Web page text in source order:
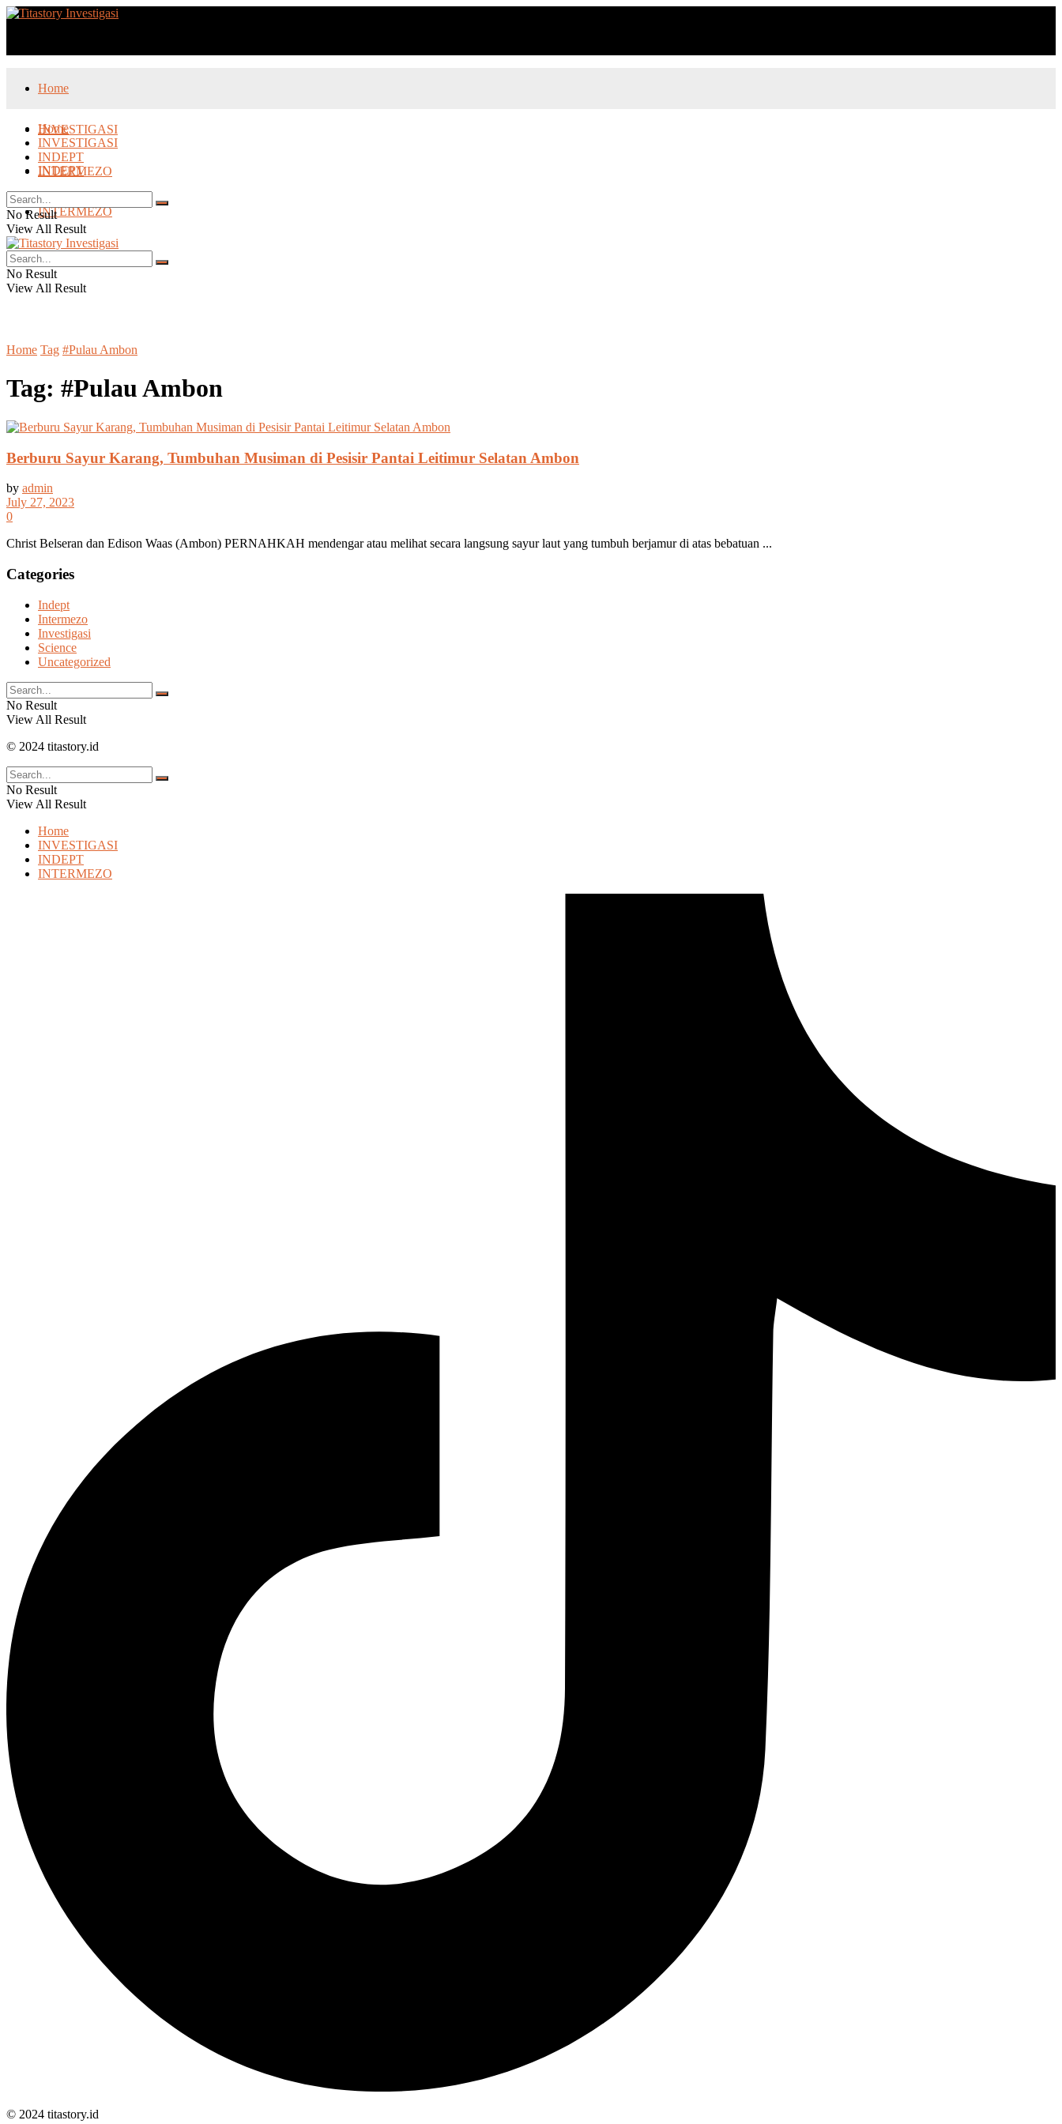
Home
INVESTIGASI
INDEPT
INTERMEZO
Home
INVESTIGASI
INDEPT
INTERMEZO
No Result
View All Result
No Result
View All Result
Home Tag #Pulau Ambon
Tag: #Pulau Ambon
Berburu Sayur Karang, Tumbuhan Musiman di Pesisir Pantai Leitimur Selatan Ambon
by admin
July 27, 2023
0
Christ Belseran dan Edison Waas (Ambon) PERNAHKAH mendengar atau melihat secara langsung sayur laut yang tumbuh berjamur di atas bebatuan ...
Categories
Indept
Intermezo
Investigasi
Science
Uncategorized
No Result
View All Result
© 2024 titastory.id
No Result
View All Result
Home
INVESTIGASI
INDEPT
INTERMEZO
© 2024 titastory.id